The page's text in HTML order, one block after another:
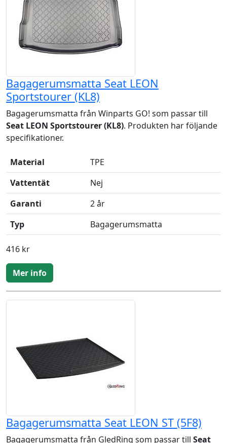
Bagagerumsmatta Seat LEON
Sportstourer (KL8)
Bagagerumsmatta från Winparts GO! som passar till
Seat LEON Sportstourer (KL8). Produkten har följande
specifikationer.
Material
TPE
Vattentät
Nej
Garanti
2 år
Typ
Bagagerumsmatta
416 kr
Mer info
Bagagerumsmatta Seat LEON ST (5F8)
Bagagerumsmatta från GledRing som passar till Seat